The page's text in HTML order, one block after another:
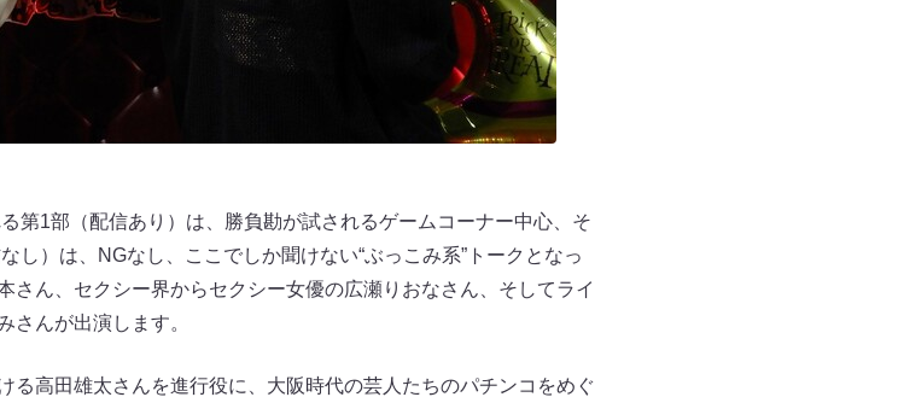
第1部（配信あり）は、勝負勘が試されるゲームコーナー中心、そ
）は、NGなし、ここでしか聞けない“ぶっこみ系”トークとなっ
さん、セクシー界からセクシー女優の広瀬りおなさん、そしてライ
さんが出演します。
る高田雄太さんを進行役に、大阪時代の芸人たちのパチンコをめぐ